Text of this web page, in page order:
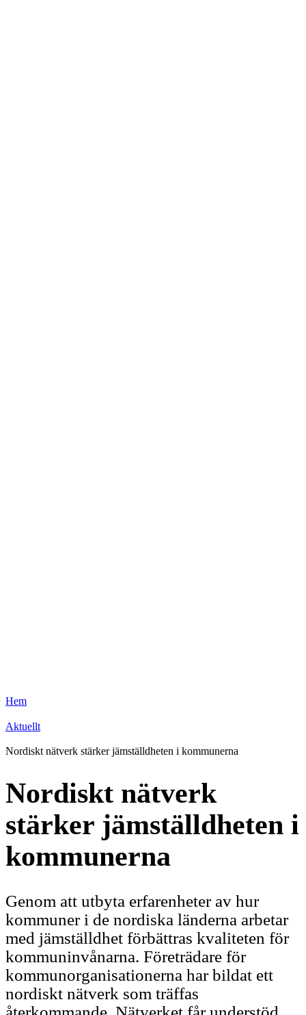
Hem
Aktuellt
Nordiskt nätverk stärker jämställdheten i kommunerna
Nordiskt nätverk
stärker jämställdheten i
kommunerna
Genom att utbyta erfarenheter av hur
kommuner i de nordiska länderna arbetar
med jämställdhet förbättras kvaliteten för
kommuninvånarna. Företrädare för
kommunorganisationerna har bildat ett
nordiskt nätverk som träffas